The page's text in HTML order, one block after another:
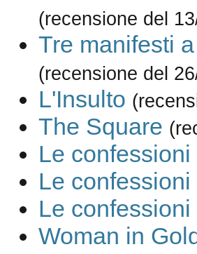
(recensione del
Tre manifesti
(recensione del
L'Insulto
The Square
Le confessioni
Le confessioni
Le confessioni
Woman in Gold